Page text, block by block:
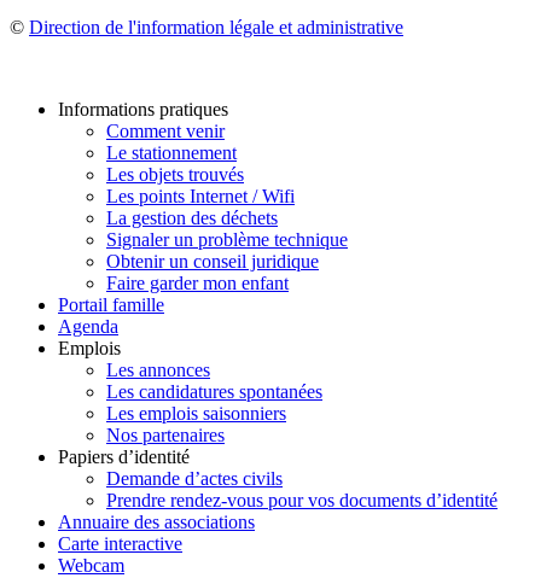
© Direction de l'information légale et administrative
Informations pratiques
Comment venir
Le stationnement
Les objets trouvés
Les points Internet / Wifi
La gestion des déchets
Signaler un problème technique
Obtenir un conseil juridique
Faire garder mon enfant
Portail famille
Agenda
Emplois
Les annonces
Les candidatures spontanées
Les emplois saisonniers
Nos partenaires
Papiers d’identité
Demande d’actes civils
Prendre rendez-vous pour vos documents d’identité
Annuaire des associations
Carte interactive
Webcam